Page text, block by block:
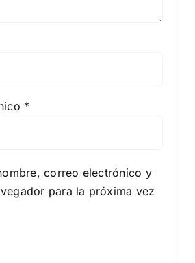
*
correo electrónico y
para la próxima vez